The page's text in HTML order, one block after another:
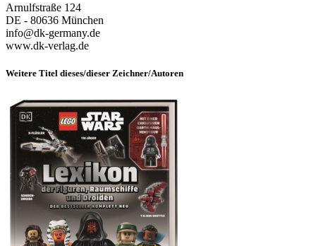
Arnulfstraße 124
DE - 80636 München
info@dk-germany.de
www.dk-verlag.de
Weitere Titel dieses/dieser Zeichner/Autoren